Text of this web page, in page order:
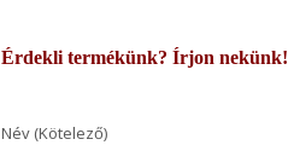
Érdekli termékünk? Írjon nekünk!
Név (Kötelező)